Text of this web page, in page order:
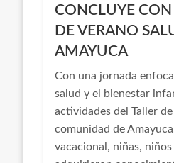
CONCLUYE CON
DE VERANO
AMAYUCA
Con una jornada
salud y el bienestar
actividades del Taller
comunidad de
vacacional, niñas,